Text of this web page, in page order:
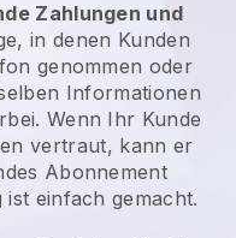
Zahlungen und
in denen Kunden
genommen oder
Informationen
Wenn Ihr Kunde
vertraut, kann er
Abonnement
einfach gemacht.